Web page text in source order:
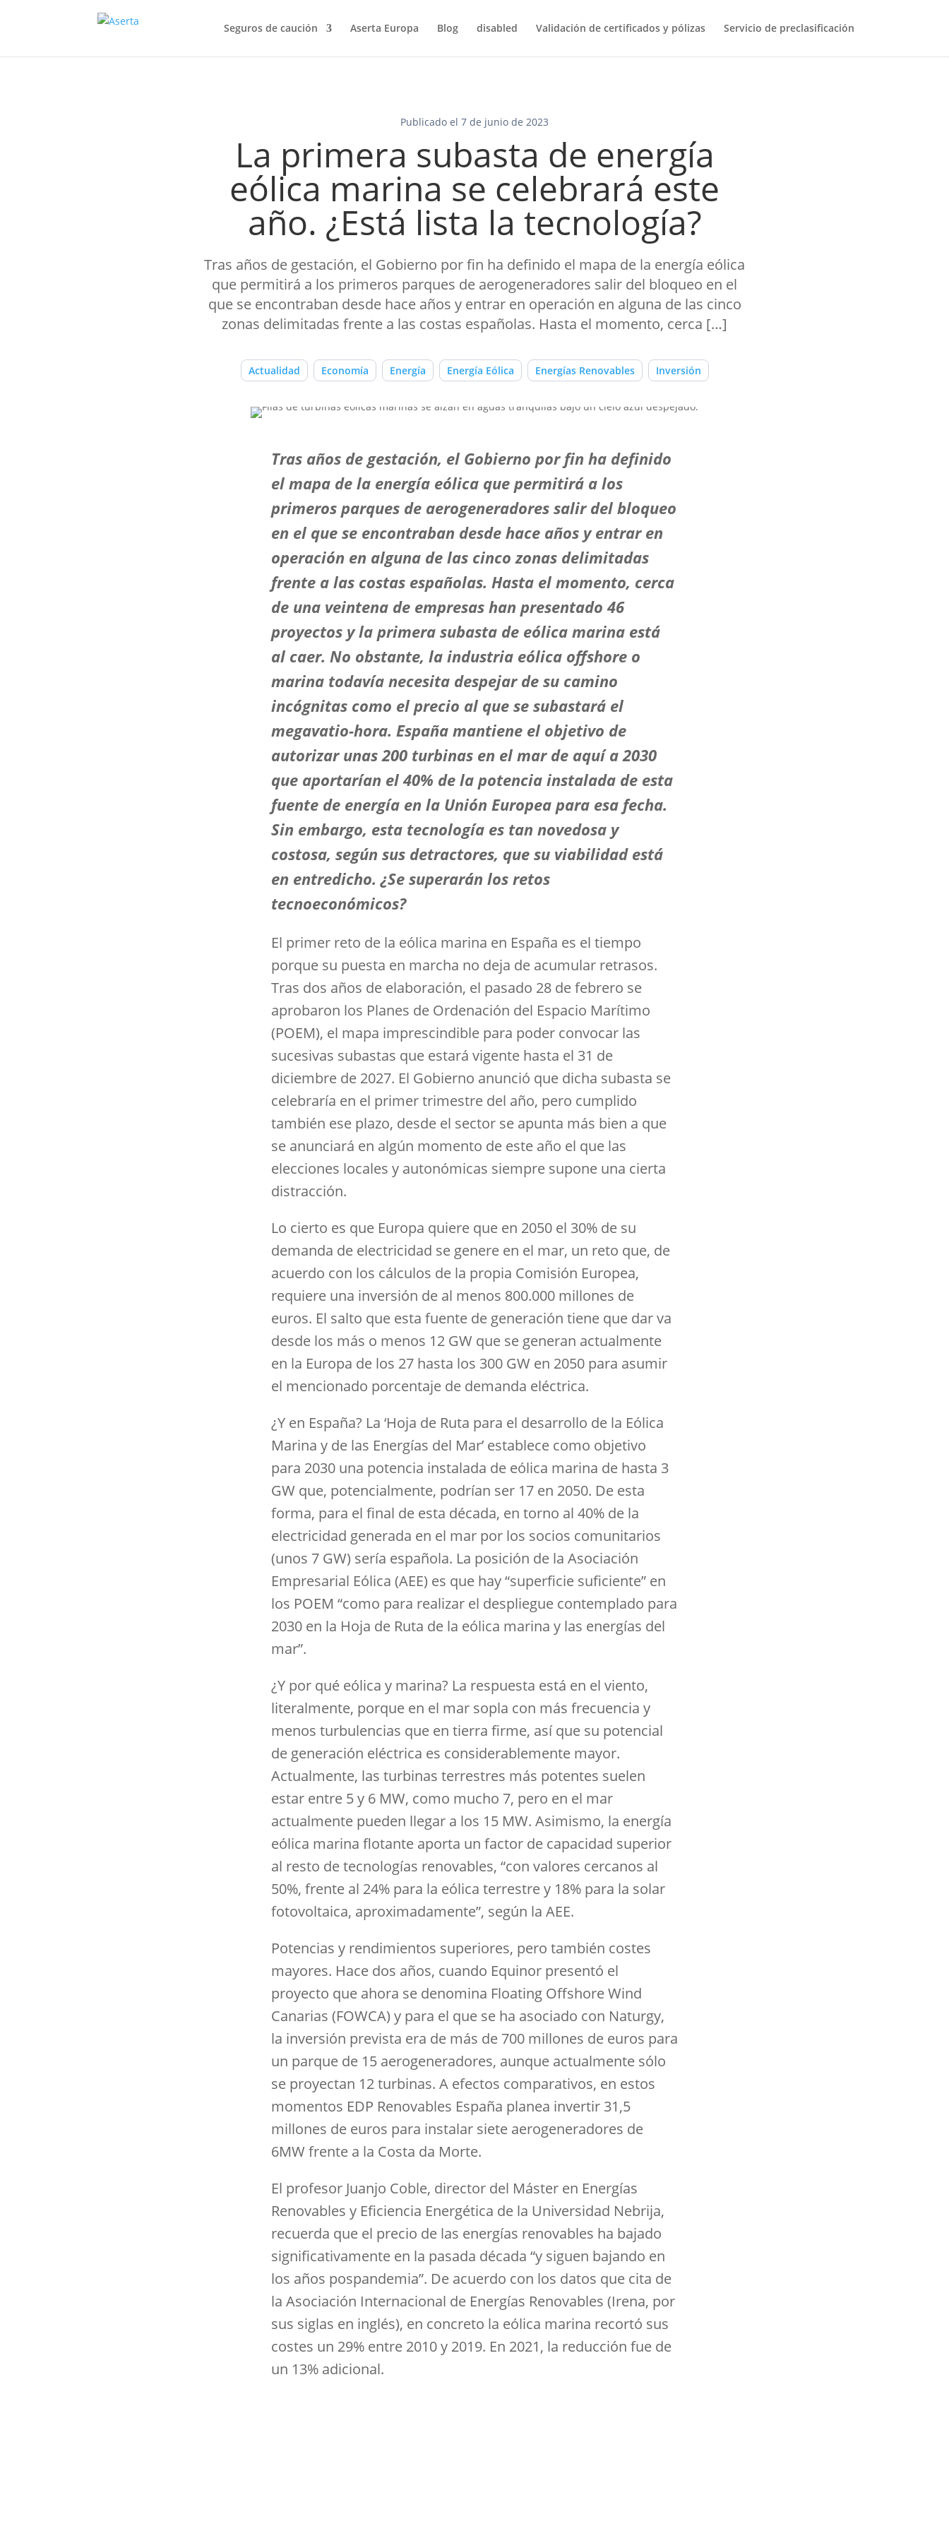
Seguros de caución Aserta Europa Blog disabled Validación de certificados y pólizas Servicio de preclasificación
Publicado el 7 de junio de 2023
La primera subasta de energía
eólica marina se celebrará este
año. ¿Está lista la tecnología?
Tras años de gestación, el Gobierno por fin ha definido el mapa de la energía eólica
que permitirá a los primeros parques de aerogeneradores salir del bloqueo en el
que se encontraban desde hace años y entrar en operación en alguna de las cinco
zonas delimitadas frente a las costas españolas. Hasta el momento, cerca […]
Actualidad Economía Energía Energía Eólica Energías Renovables Inversión
Tras años de gestación, el Gobierno por fin ha definido
el mapa de la energía eólica que permitirá a los
primeros parques de aerogeneradores salir del bloqueo
en el que se encontraban desde hace años y entrar en
operación en alguna de las cinco zonas delimitadas
frente a las costas españolas. Hasta el momento, cerca
de una veintena de empresas han presentado 46
proyectos y la primera subasta de eólica marina está
al caer. No obstante, la industria eólica offshore o
marina todavía necesita despejar de su camino
incógnitas como el precio al que se subastará el
megavatio-hora. España mantiene el objetivo de
autorizar unas 200 turbinas en el mar de aquí a 2030
que aportarían el 40% de la potencia instalada de esta
fuente de energía en la Unión Europea para esa fecha.
Sin embargo, esta tecnología es tan novedosa y
costosa, según sus detractores, que su viabilidad está
en entredicho. ¿Se superarán los retos
tecnoeconómicos?
El primer reto de la eólica marina en España es el tiempo
porque su puesta en marcha no deja de acumular retrasos.
Tras dos años de elaboración, el pasado 28 de febrero se
aprobaron los Planes de Ordenación del Espacio Marítimo
(POEM), el mapa imprescindible para poder convocar las
sucesivas subastas que estará vigente hasta el 31 de
diciembre de 2027. El Gobierno anunció que dicha subasta se
celebraría en el primer trimestre del año, pero cumplido
también ese plazo, desde el sector se apunta más bien a que
se anunciará en algún momento de este año el que las
elecciones locales y autonómicas siempre supone una cierta
distracción.
Lo cierto es que Europa quiere que en 2050 el 30% de su
demanda de electricidad se genere en el mar, un reto que, de
acuerdo con los cálculos de la propia Comisión Europea,
requiere una inversión de al menos 800.000 millones de
euros. El salto que esta fuente de generación tiene que dar va
desde los más o menos 12 GW que se generan actualmente
en la Europa de los 27 hasta los 300 GW en 2050 para asumir
el mencionado porcentaje de demanda eléctrica.
¿Y en España? La ‘Hoja de Ruta para el desarrollo de la Eólica
Marina y de las Energías del Mar’ establece como objetivo
para 2030 una potencia instalada de eólica marina de hasta 3
GW que, potencialmente, podrían ser 17 en 2050. De esta
forma, para el final de esta década, en torno al 40% de la
electricidad generada en el mar por los socios comunitarios
(unos 7 GW) sería española. La posición de la Asociación
Empresarial Eólica (AEE) es que hay “superficie suficiente” en
los POEM “como para realizar el despliegue contemplado para
2030 en la Hoja de Ruta de la eólica marina y las energías del
mar”.
¿Y por qué eólica y marina? La respuesta está en el viento,
literalmente, porque en el mar sopla con más frecuencia y
menos turbulencias que en tierra firme, así que su potencial
de generación eléctrica es considerablemente mayor.
Actualmente, las turbinas terrestres más potentes suelen
estar entre 5 y 6 MW, como mucho 7, pero en el mar
actualmente pueden llegar a los 15 MW. Asimismo, la energía
eólica marina flotante aporta un factor de capacidad superior
al resto de tecnologías renovables, “con valores cercanos al
50%, frente al 24% para la eólica terrestre y 18% para la solar
fotovoltaica, aproximadamente”, según la AEE.
Potencias y rendimientos superiores, pero también costes
mayores. Hace dos años, cuando Equinor presentó el
proyecto que ahora se denomina Floating Offshore Wind
Canarias (FOWCA) y para el que se ha asociado con Naturgy,
la inversión prevista era de más de 700 millones de euros para
un parque de 15 aerogeneradores, aunque actualmente sólo
se proyectan 12 turbinas. A efectos comparativos, en estos
momentos EDP Renovables España planea invertir 31,5
millones de euros para instalar siete aerogeneradores de
6MW frente a la Costa da Morte.
El profesor Juanjo Coble, director del Máster en Energías
Renovables y Eficiencia Energética de la Universidad Nebrija,
recuerda que el precio de las energías renovables ha bajado
significativamente en la pasada década “y siguen bajando en
los años pospandemia”. De acuerdo con los datos que cita de
la Asociación Internacional de Energías Renovables (Irena, por
sus siglas en inglés), en concreto la eólica marina recortó sus
costes un 29% entre 2010 y 2019. En 2021, la reducción fue de
un 13% adicional.